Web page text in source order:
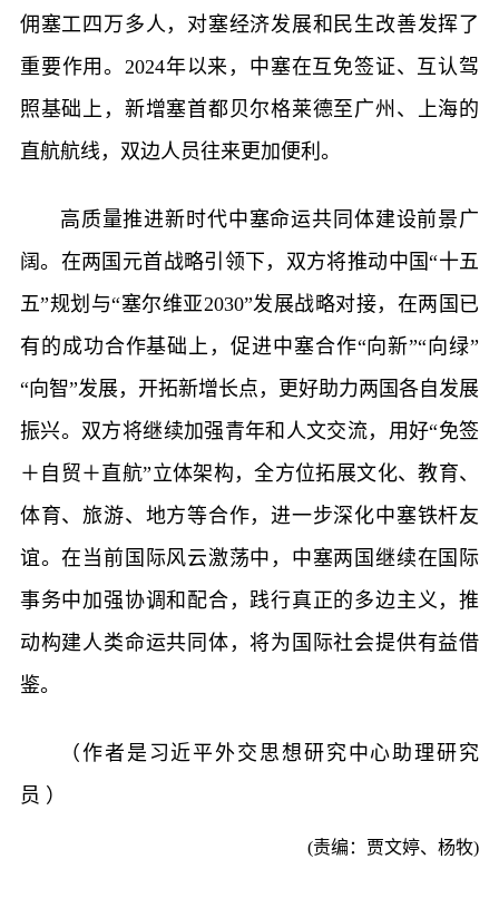
佣塞工四万多人，对塞经济发展和民生改善发挥了
重要作用。2024年以来，中塞在互免签证、互认驾
照基础上，新增塞首都贝尔格莱德至广州、上海的
直航航线，双边人员往来更加便利。
高质量推进新时代中塞命运共同体建设前景广
阔。在两国元首战略引领下，双方将推动中国“十五
五”规划与“塞尔维亚2030”发展战略对接，在两国已
有的成功合作基础上，促进中塞合作“向新”“向绿”
“向智”发展，开拓新增长点，更好助力两国各自发展
振兴。双方将继续加强青年和人文交流，用好“免签
＋自贸＋直航”立体架构，全方位拓展文化、教育、
体育、旅游、地方等合作，进一步深化中塞铁杆友
谊。在当前国际风云激荡中，中塞两国继续在国际
事务中加强协调和配合，践行真正的多边主义，推
动构建人类命运共同体，将为国际社会提供有益借
鉴。
（作者是习近平外交思想研究中心助理研究
员 ）
(责编：贾文婷、杨牧)